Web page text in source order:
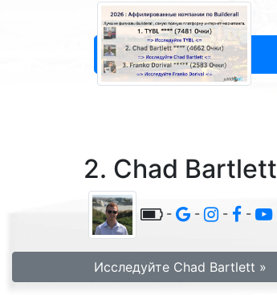
2. Chad Bartlett
- - - -
Исследуйте Chad Bartlett »